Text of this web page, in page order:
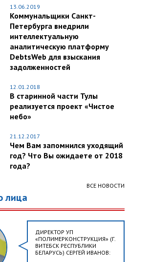
13.06.2019
Коммунальщики Санкт-
Петербурга внедрили
интеллектуальную
аналитическую платформу
DebtsWeb для взыскания
задолженностей
12.01.2018
В старинной части Тулы
реализуется проект «Чистое
небо»
21.12.2017
Чем Вам запомнился уходящий
год? Что Вы ожидаете от 2018
года?
ВСЕ НОВОСТИ
лица
ДИРЕКТОР УП
«ПОЛИМЕРКОНСТРУКЦИЯ» (Г.
ВИТЕБСК РЕСПУБЛИКИ
БЕЛАРУСЬ) СЕРГЕЙ ИВАНОВ: